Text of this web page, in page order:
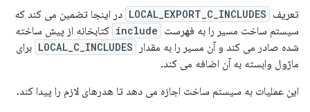
تعریف LOCAL_EXPORT_C_INCLUDES در اینجا تضمین می کند که
سیستم ساخت مسیر را به فهرست include کتابخانه از پیش ساخته
شده صادر می کند و آن مسیر را به مقدار
LOCAL_C_INCLUDES برای
ماژول وابسته به آن اضافه می کند.
این عملیات به سیستم ساخت اجازه می دهد تا هدرهای لازم را پیدا کند.